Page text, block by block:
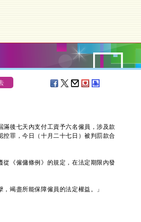
後七天內支付工資予六名僱員，涉及款
罪，今日（十月二十七日）被判罰款合
《僱傭條例》的規定，在法定期限內發
竭盡所能保障僱員的法定權益。」